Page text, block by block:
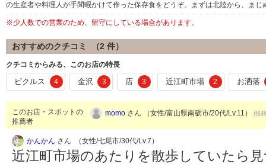
の生産者や料理人が手間暇かけて作った保存食をどうぞ。まずは北陸から、ま
※少人数での営業のため、留守にしている場合があります。
おすすめのクチコミ （2 件）
クチコミからみる、このお店の特長
ピクルス 4 金沢 3 店 3 近江町市場 2 お洒落
このお店・スポットの
推薦者
momo さん （女性/富山県南砺市/20代/Lv.11） (投
かんかん さん （女性/七尾市/30代/Lv.7）
近江町市場のあたりを散歩していたら